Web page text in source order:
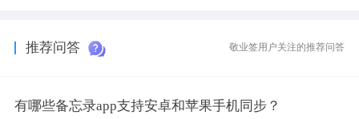
推荐问答 敬业签用户关注的推荐问答
有哪些备忘录app支持安卓和苹果手机同步？